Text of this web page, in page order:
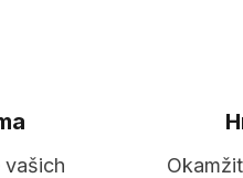
vašich